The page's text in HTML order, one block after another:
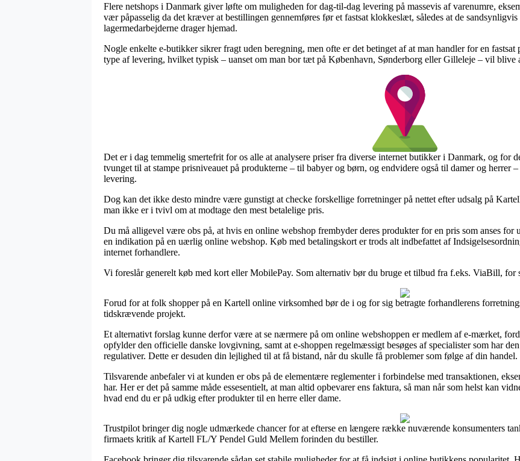
Flere netshops i Danmark giver løfte om muligheden for dag-til-dag levering på massevis af varenumre,
vær påpasselig da det kræver at bestillingen gennemføres før et fastsat klokkeslæt, således at de
lagermedarbejderne drager hjemad.
Nogle enkelte e-butikker sikrer fragt uden beregning, men ofte er det betinget af at man handler for en
type af levering, hvilket typisk – uanset om man bor tæt på København, Sønderborg eller Gilleleje – vil blive
Det er i dag temmelig smertefrit for os alle at analysere priser fra diverse internet butikker i Danmark, og for
tvunget til at stampe prisniveauet på produkterne – til babyer og børn, og endvidere også til damer og herrer
levering.
Dog kan det ikke desto mindre være gunstigt at checke forskellige forretninger på nettet efter udsalg på
man ikke er i tvivl om at modtage den mest betalelige pris.
Du må alligevel være obs på, at hvis en online webshop frembyder deres produkter for en pris som anses
en indikation på en uærlig online webshop. Køb med betalingskort er trods alt indbefattet af
internet forhandlere.
Vi foreslår generelt køb med kort eller MobilePay. Som alternativ bør du bruge et tilbud fra f.eks. ViaBill, for
Forud for at folk shopper på en Kartell online virksomhed bør de i og for sig betragte forhandlerens
tidskrævende projekt.
Et alternativt forslag kunne derfor være at se nærmere på om online webshoppen er medlem af e-mærket,
opfylder den officielle danske lovgivning, samt at e-shoppen regelmæssigt besøges af specialister som har
regulativer. Dette er desuden din lejlighed til at få bistand, når du skulle få problemer som følge af din handel.
Tilsvarende anbefaler vi at kunden er obs på de elementære reglementer i forbindelse med transaktionen,
har. Her er det på samme måde essesentielt, at man altid opbevarer ens faktura, så man når som helst kan
hvad end du er på udkig efter produkter til en herre eller dame.
Trustpilot bringer dig nogle udmærkede chancer for at efterse en længere række nuværende konsumenters
firmaets kritik af Kartell FL/Y Pendel Guld Mellem forinden du bestiller.